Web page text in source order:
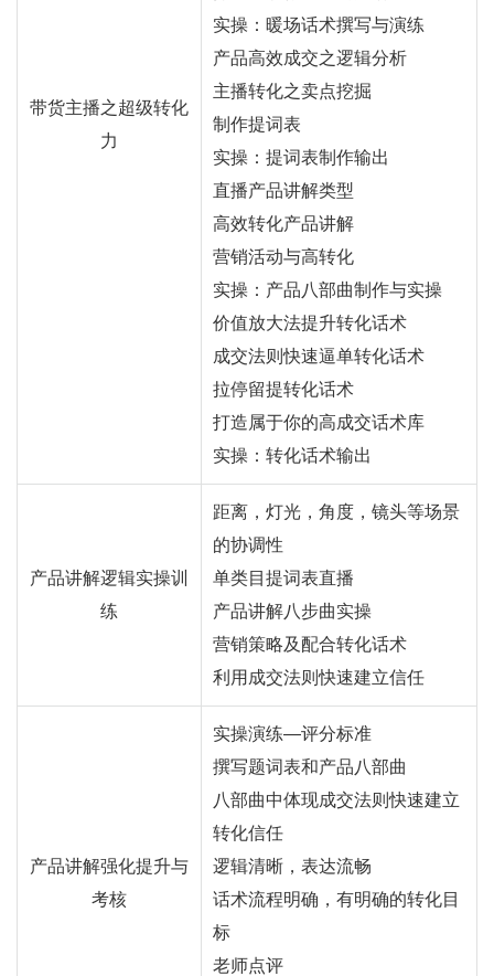
带货主播之超级转化
力
实操：暖场话术撰写与演练
产品高效成交之逻辑分析
主播转化之卖点挖掘
制作提词表
实操：提词表制作输出
直播产品讲解类型
高效转化产品讲解
营销活动与高转化
实操：产品八部曲制作与实操
价值放大法提升转化话术
成交法则快速逼单转化话术
拉停留提转化话术
打造属于你的高成交话术库
实操：转化话术输出
产品讲解逻辑实操训
练
距离，灯光，角度，镜头等场景
的协调性
单类目提词表直播
产品讲解八步曲实操
营销策略及配合转化话术
利用成交法则快速建立信任
产品讲解强化提升与
考核
实操演练—评分标准
撰写题词表和产品八部曲
八部曲中体现成交法则快速建立
转化信任
逻辑清晰，表达流畅
话术流程明确，有明确的转化目
标
老师点评